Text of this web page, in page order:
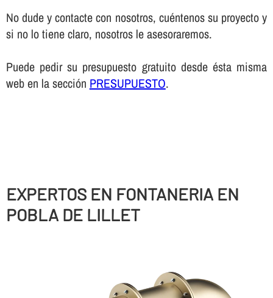
No dude y contacte con nosotros, cuéntenos su proyecto y
si no lo tiene claro, nosotros le asesoraremos.
Puede pedir su presupuesto gratuito desde ésta misma
web en la sección PRESUPUESTO.
EXPERTOS EN FONTANERIA EN
POBLA DE LILLET